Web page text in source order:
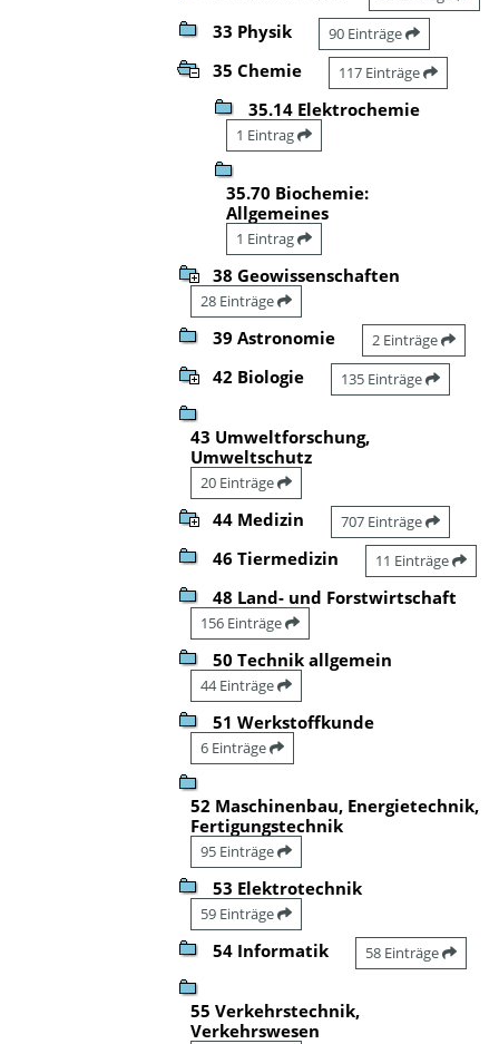
33 Physik 90 Einträge
35 Chemie 117 Einträge
35.14 Elektrochemie
1 Eintrag
35.70 Biochemie:
Allgemeines
1 Eintrag
38 Geowissenschaften
28 Einträge
39 Astronomie 2 Einträge
42 Biologie 135 Einträge
43 Umweltforschung,
Umweltschutz
20 Einträge
44 Medizin 707 Einträge
46 Tiermedizin 11 Einträge
48 Land- und Forstwirtschaft
156 Einträge
50 Technik allgemein
44 Einträge
51 Werkstoffkunde
6 Einträge
52 Maschinenbau, Energietechnik,
Fertigungstechnik
95 Einträge
53 Elektrotechnik
59 Einträge
54 Informatik 58 Einträge
55 Verkehrstechnik,
Verkehrswesen